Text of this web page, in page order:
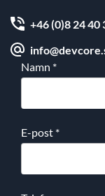
+46 (0)8 24 40
Namn *
E-post *